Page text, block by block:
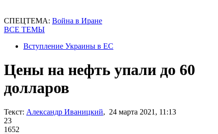
СПЕЦТЕМА: Война в Иране
ВСЕ ТЕМЫ
Вступление Украины в ЕС
Цены на нефть упали до 60
долларов
Текст: Александр Иваницкий, 24 марта 2021, 11:13
23
1652